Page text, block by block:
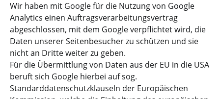
Wir haben mit Google für die Nutzung von Google
Analytics einen Auftragsverarbeitungsvertrag
abgeschlossen, mit dem Google verpflichtet wird, die
Daten unserer Seitenbesucher zu schützen und sie
nicht an Dritte weiter zu geben.
Für die Übermittlung von Daten aus der EU in die USA
beruft sich Google hierbei auf sog.
Standarddatenschutzklauseln der Europäischen